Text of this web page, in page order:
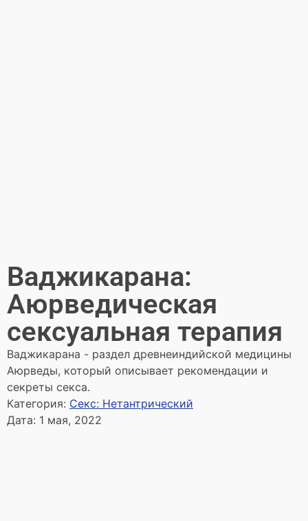
Ваджикарана:
Аюрведическая
сексуальная терапия
Ваджикарана - раздел древнеиндийской медицины
Аюрведы, который описывает рекомендации и
секреты секса.
Категория: Секс: Нетантрический
Дата: 1 мая, 2022